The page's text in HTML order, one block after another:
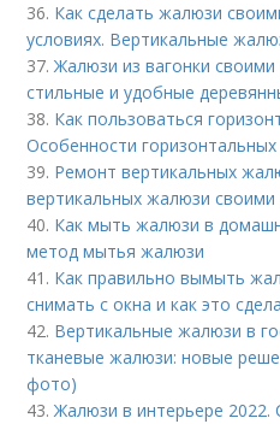
36. Как сделать жалюзи
условиях. Вертикальные
37.Жалюзи из вагонки
стильные и удобные
38. Как пользоваться
Особенности горизонтальных
39. Ремонт вертикальных
вертикальных жалюзи своими
40. Как мыть жалюзи в
метод мытья жалюзи
41. Как правильно вымыть
снимать с окна и как это
42. Вертикальные жалюзи в
тканевые жалюзи: новые
фото)
43.Жалюзи в интерьере